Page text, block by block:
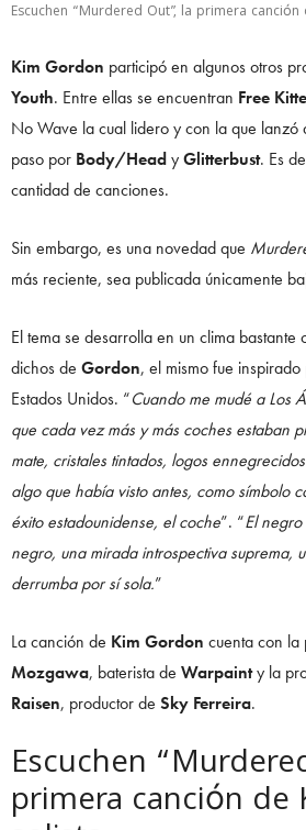
Escuchen “Murdered Out”, la primera
Kim Gordon participó en algunos otros
Youth. Entre ellas se encuentran Free
No Wave la cual lidero y con la que lanzó
paso por Body/HeadyGlitterbust. Es
cantidad de canciones.
Sin embargo, es una novedad que
más reciente, sea publicada únicamente
El tema se desarrolla en un clima bastante
dichos de Gordon, el mismo fue
Estados Unidos. “Cuando me mudé a Los
que cada vez más y más coches estaban
mate, cristales tintados, logos
algo que había visto antes, como símbolo
éxito estadounidense, el coche”. “El
negro, una mirada introspectiva suprema,
derrumba por sí sola.”
La canción de Kim Gordon cuenta con la
Mozgawa, baterista de Warpainty la
Raisen, productor de Sky Ferreira.
Escuchen
primera canción de